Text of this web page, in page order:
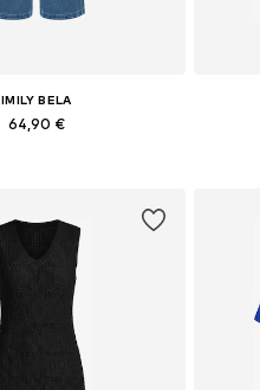
IMILY BELA
64,90 €